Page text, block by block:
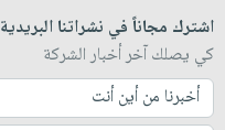
اشترك مجاناً في نشراتنا البريدية
كي يصلك آخر أخبار الشركة